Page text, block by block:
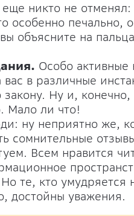
еще никто не
особенно печально,
объясните на
Особо активные
в различные
Ну и, конечно,
Мало ли что!
ну неприятно же,
сомнительные
Всем нравится
те, кто умудряется
достойны уважения.